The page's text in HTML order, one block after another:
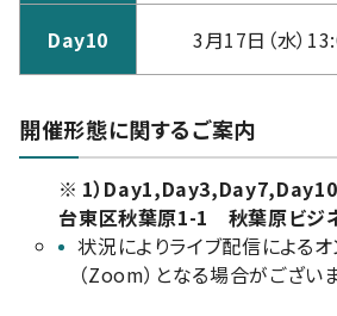
Day10 3月17日（水）
開催形態に関するご案内
※ 1）Day1,Day3,Day7,Day10
台東区秋葉原1-1 秋葉原ビジネ
状況によりライブ配信による
（Zoom）となる場合がございま